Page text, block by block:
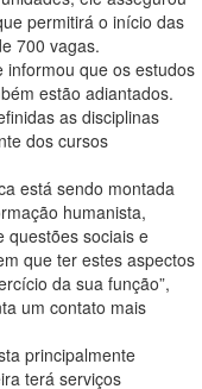
permitirá o início das
700 vagas.
informou que os estudos
estão adiantados.
as disciplinas
dos cursos
está sendo montada
humanista,
questões sociais e
que ter estes aspectos
da sua função”,
um contato mais
principalmente
terá serviços